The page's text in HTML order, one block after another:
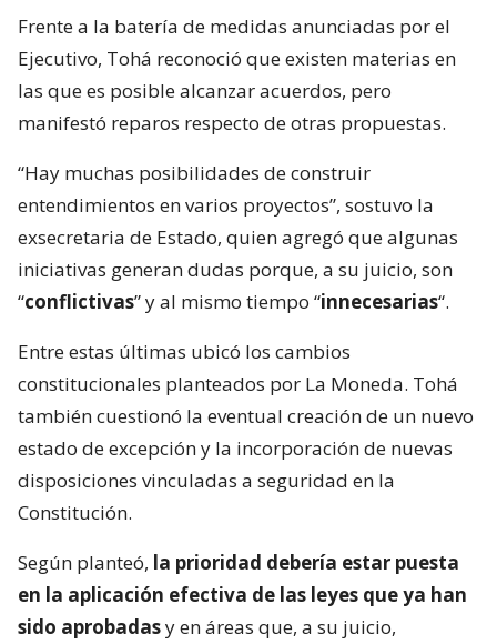
Frente a la batería de medidas anunciadas por el
Ejecutivo, Tohá reconoció que existen materias en
las que es posible alcanzar acuerdos, pero
manifestó reparos respecto de otras propuestas.
“Hay muchas posibilidades de construir
entendimientos en varios proyectos”, sostuvo la
exsecretaria de Estado, quien agregó que algunas
iniciativas generan dudas porque, a su juicio, son
“conflictivas” y al mismo tiempo “innecesarias“.
Entre estas últimas ubicó los cambios
constitucionales planteados por La Moneda. Tohá
también cuestionó la eventual creación de un nuevo
estado de excepción y la incorporación de nuevas
disposiciones vinculadas a seguridad en la
Constitución.
Según planteó, la prioridad debería estar puesta
en la aplicación efectiva de las leyes que ya han
sido aprobadasy en áreas que, a su juicio,